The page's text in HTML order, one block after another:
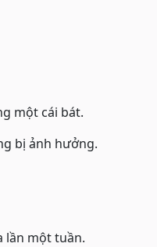
một cái bát.
bị ảnh hưởng.
lần một tuần.